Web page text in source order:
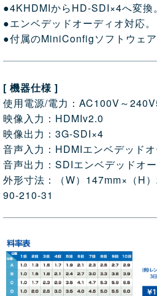
●4KHDMIからHD-SDI×4へ変換。
●エンベデッドオーディオ対応。
●付属のMiniConfigソフトウェア
[ 機器仕様 ]
使用電源/電力：AC100V～
映像入力：HDMIv2.0
映像出力：3G-SDI×4
音声入力：HDMIエンベデッド
音声出力：SDIエンベデッドオ
外形寸法：（W）147mm×（H
90-210-31